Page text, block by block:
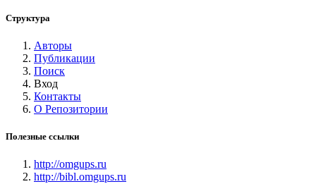
Структура
Авторы
Публикации
Поиск
Вход
Контакты
О Репозитории
Полезные ссылки
http://omgups.ru
http://bibl.omgups.ru